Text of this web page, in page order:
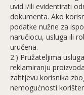
uvid i/ili evidentirati
dokumenta. Ako
podatke nužne za
naručiocu, usluga ili
uručena.
2.) Pružateljima
reklamiranju
zahtjevu korisnika
nemogućnosti